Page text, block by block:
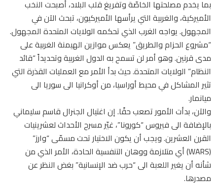
بما يخدم مصلحتها الخاصّة وتفريغ قلب البلاد، أصبحت النخب
الأميركية، والغربية التي يرأسها الأميركيون، تبحث الآن في
المجهول. يواجه الغرب الذي تحكمه الولايات المتحدة المجهول.
“مشروع الحزام والطريق” يعكس موازين الهيمنة الغربية على
مدى قرنين. وهو أمر لن تسمح به الدول الغربية وتحديداً “قائد
النظام” الولايات المتحدة. حيث بدأ الأمر مع العمليات القذرة التي
تثير المشاكل في محيط أوراسيا، من أوكرانيا الى سوريا الى
ميانمار.
والآن، بدأت الأمور تصعب حقًا. إن اغتيال الجنرال قاسم سليماني
بالإضافة الى فيروس “كورونا”، غيّر مسرح الأحداث لعشرينيات
القرن العشرين. ويجب أن يكون الاختيار تحت مسمّى “وارز”
(WARS) أي متلازمة ووهان التنفسية الحادة، الأمر الذي من
شأنه أن يغير اللعبة الى “حرب ضد الإنسانية” بغض النظر عن
مصدرها.